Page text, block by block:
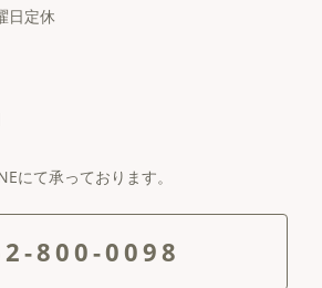
日定休
にて承っております。
800-0098